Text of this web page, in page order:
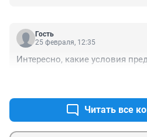
Гость
25 февраля, 12:35
Интересно, какие условия
Читать все